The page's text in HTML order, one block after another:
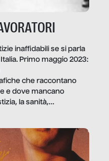
inaffidabili se si parla
Primo maggio 2023:
che raccontano
e dove mancano
la sanità,